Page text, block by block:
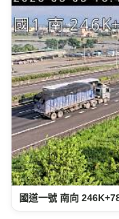
國道一號 南向